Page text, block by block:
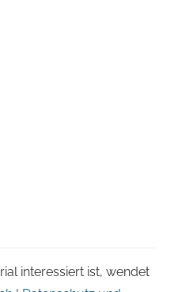
interessiert ist, wendet